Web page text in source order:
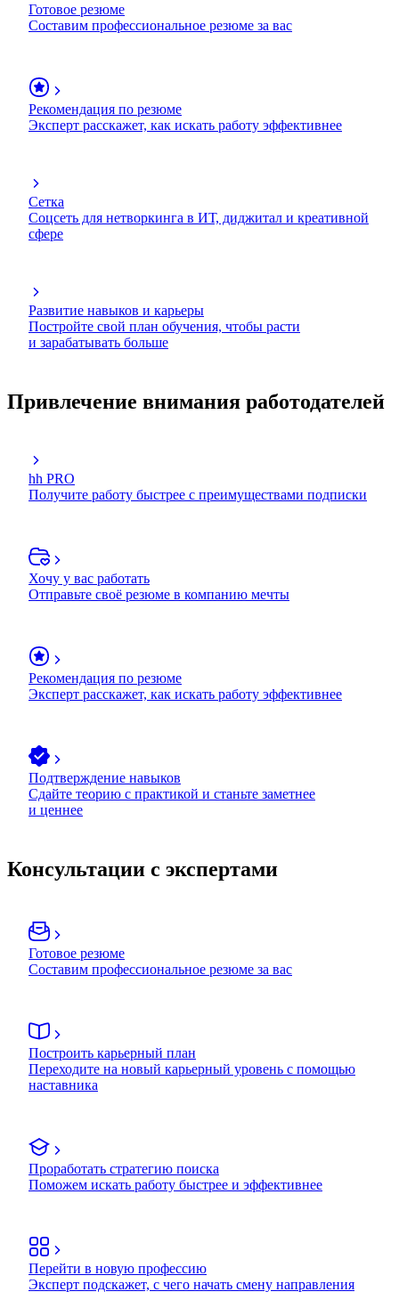
Готовое резюме
Составим профессиональное резюме за вас
Рекомендация по резюме
Эксперт расскажет, как искать работу эффективнее
Сетка
Соцсеть для нетворкинга в ИТ, диджитал и креативной
сфере
Развитие навыков и карьеры
Постройте свой план обучения, чтобы расти
и зарабатывать больше
Привлечение внимания работодателей
hh PRO
Получите работу быстрее с преимуществами подписки
Хочу у вас работать
Отправьте своё резюме в компанию мечты
Рекомендация по резюме
Эксперт расскажет, как искать работу эффективнее
Подтверждение навыков
Сдайте теорию с практикой и станьте заметнее
и ценнее
Консультации с экспертами
Готовое резюме
Составим профессиональное резюме за вас
Построить карьерный план
Переходите на новый карьерный уровень с помощью
наставника
Проработать стратегию поиска
Поможем искать работу быстрее и эффективнее
Перейти в новую профессию
Эксперт подскажет, с чего начать смену направления